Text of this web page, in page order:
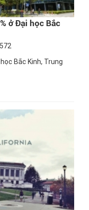
ở Đại học Bắc
Bắc Kinh, Trung